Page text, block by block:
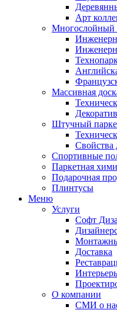
Арт
Многослойный
Массивная
Штучный
Свойства
Спортивные
Паркетная
Подарочная
Плинтусы
Меню
Услуги
Софт
Доставка
О компании
СМИ о